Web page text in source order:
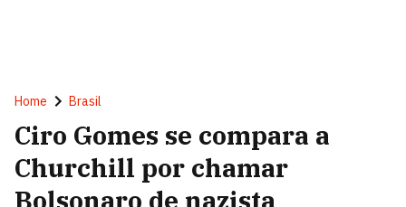
Home Brasil
Ciro Gomes se compara a
Churchill por chamar
Bolsonaro de nazista